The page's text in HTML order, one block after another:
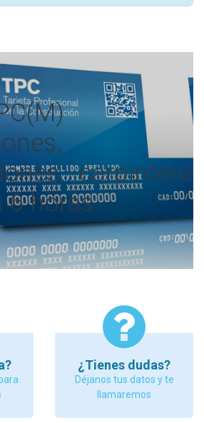
6 horas
¿Tienes dudas?
Déjanos tus datos y te
llamaremos